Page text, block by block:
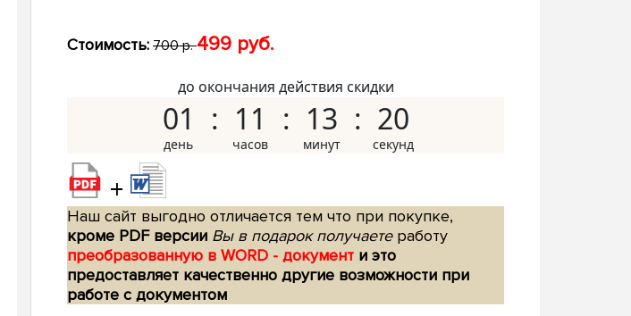
Стоимость: 700 р.499 руб.
до окончания действия скидки
01 11 13 19
+
Наш сайт выгодно отличается тем что при покупке,
кроме PDF версии Вы в подарок получаетеработу
преобразованную в WORD - документ и это
предоставляет качественно другие возможности при
работе с документом